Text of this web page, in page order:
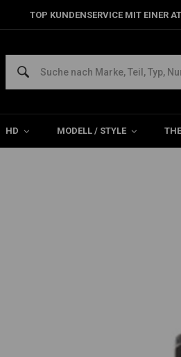
TOP KUNDENSERVICE MIT EINER
HD MODELL / STYLE
Tank - Zubehör 22mm Late-
Benzinhahn Hochglanz